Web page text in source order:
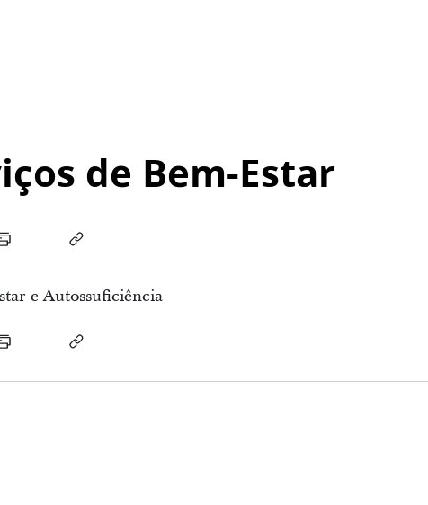
de Bem-Estar
e Autossuficiência